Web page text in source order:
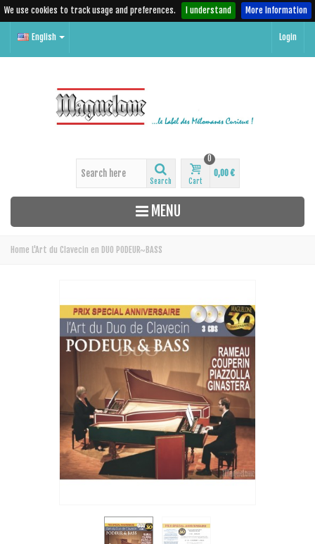
We use cookies to track usage and preferences. I understand More Information
English Login
Search Cart
0
0,00 €
MENU
Home L'Art du Clavecin en DUO PODEUR~BASS